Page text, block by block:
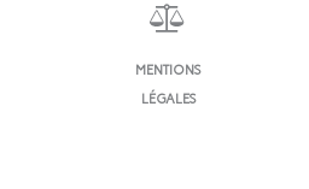
MENTIONS
LÉGALES